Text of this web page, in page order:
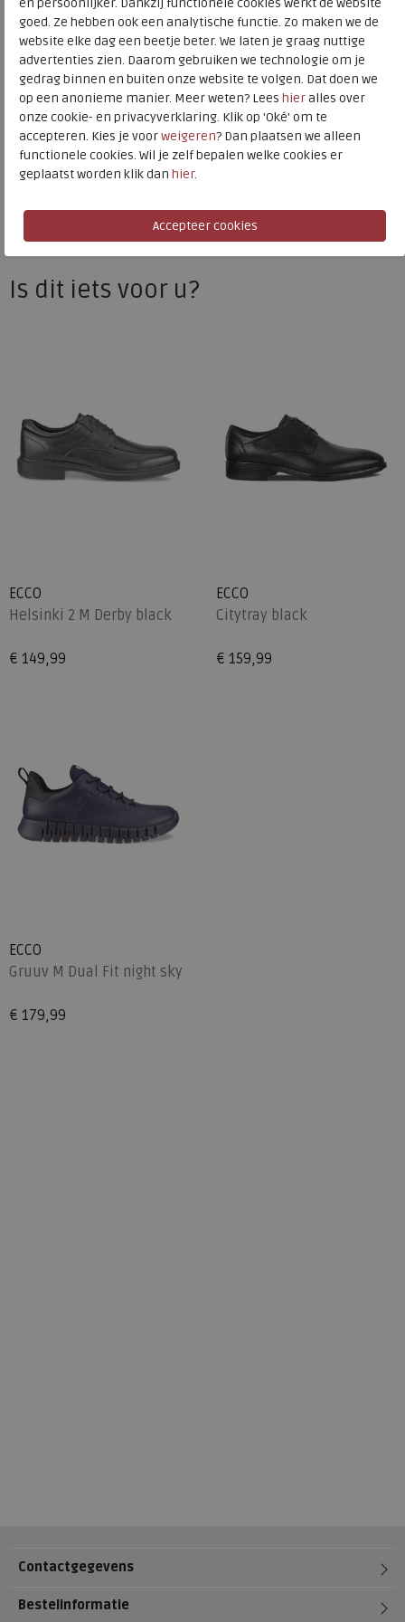
ECCO
Toon alles vanECCO
Naar allesneakers / veterschoenen
Naar alleECCO sneakers / veterschoenen
Materiaal
Leer
Uitneembaar voetbed
ja
Is dit iets voor u?
ECCO
Helsinki 2 M Derby black
€ 149,99
ECCO
Citytray black
€ 159,99
ECCO
Gruuv M Dual Fit night sky
€ 179,99
Contactgegevens
Bestelinformatie
en persoonlijker. Dankzij functionele cookies werkt de website
goed. Ze hebben ook een analytische functie. Zo maken we de
website elke dag een beetje beter. We laten je graag nuttige
advertenties zien. Daarom gebruiken we technologie om je
gedrag binnen en buiten onze website te volgen. Dat doen we
op een anonieme manier. Meer weten? Lees hieralles over
onze cookie- en privacyverklaring. Klik op 'Oké' om te
accepteren. Kies je voorweigeren? Dan plaatsen we alleen
functionele cookies. Wil je zelf bepalen welke cookies er
geplaatst worden klik dan hier.